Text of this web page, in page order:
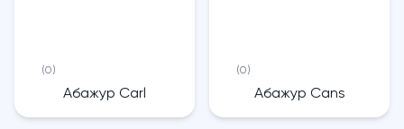
(0)
Абажур Carl
(0)
Абажур Cans